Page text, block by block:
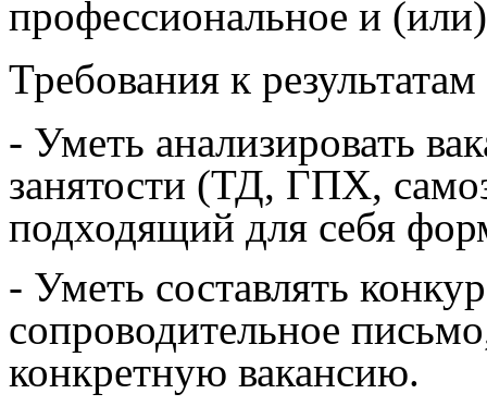
профессиональное и
Требования к
- Уметь анализировать
занятости (ТД, ГПХ,
подходящий для себя
- Уметь составлять
сопроводительное
конкретную вакансию.